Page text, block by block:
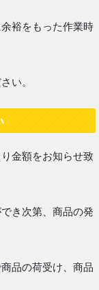
裕をもった作業時
い。
金額をお知らせ致
き次第、商品の発
品の荷受け、商品